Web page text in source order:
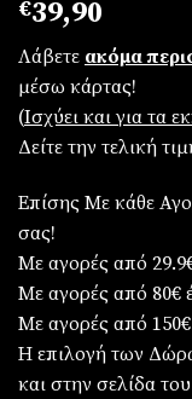
€39,90
Λάβετε ακόμα
μέσω κάρτας!
(Iσχύει και για τα
Δείτε την τελική
Επίσης Με κάθε
σας!
Με αγορές από
Με αγορές από 80€
Με αγορές από
Η επιλογή των
και στην σελίδα